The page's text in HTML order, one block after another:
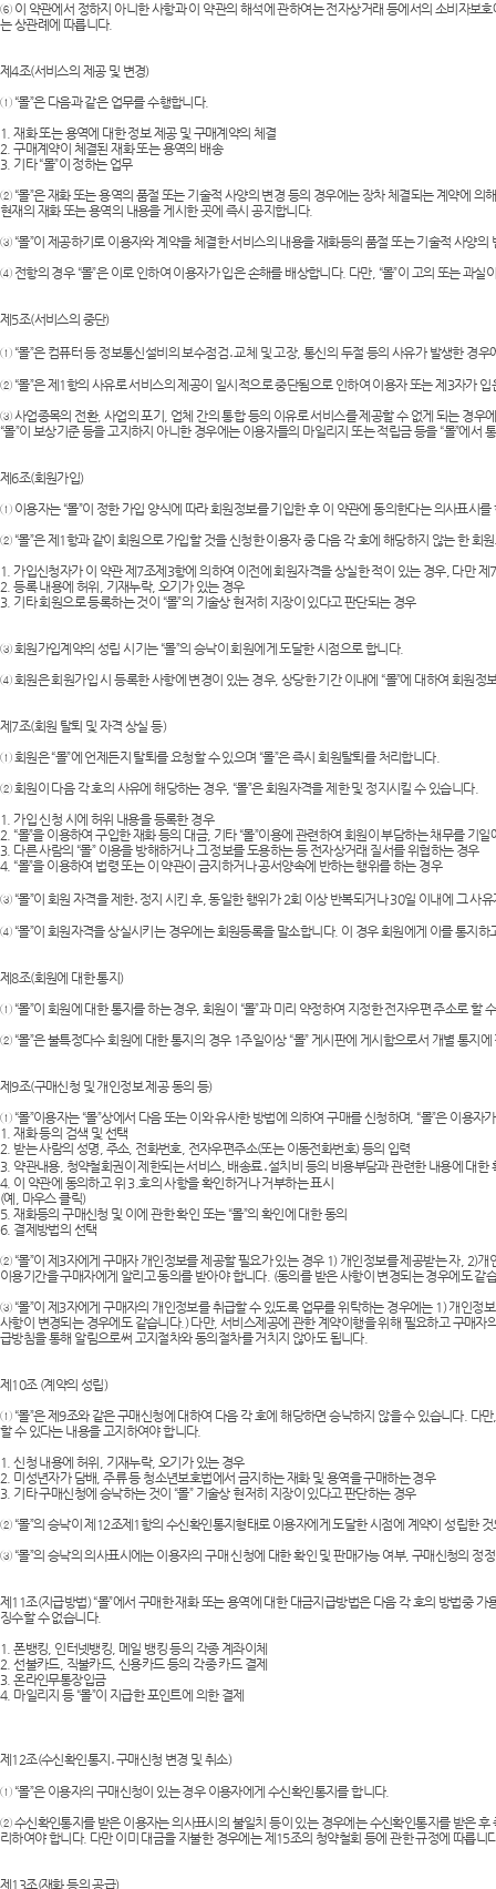
⑥ 이 약관에서 정하지 아니한 사항과 이 약관의 해석에 관하여는 전자상거래 등에서의 소비자보
는 상관례에 따릅니다.
제4조(서비스의 제공 및 변경)
① “몰”은 다음과 같은 업무를 수행합니다.
1. 재화 또는 용역에 대한 정보 제공 및 구매계약의 체결
2. 구매계약이 체결된 재화 또는 용역의 배송
3. 기타 “몰”이 정하는 업무
② “몰”은 재화 또는 용역의 품절 또는 기술적 사양의 변경 등의 경우에는 장차 체결되는 계약에
현재의 재화 또는 용역의 내용을 게시한 곳에 즉시 공지합니다.
③ “몰”이 제공하기로 이용자와 계약을 체결한 서비스의 내용을 재화등의 품절 또는 기술적 사양
④ 전항의 경우 “몰”은 이로 인하여 이용자가 입은 손해를 배상합니다. 다만, “몰”이 고의 또는 과
제5조(서비스의 중단)
① “몰”은 컴퓨터 등 정보통신설비의 보수점검․교체 및 고장, 통신의 두절 등의 사유가 발생한 경
② “몰”은 제1항의 사유로 서비스의 제공이 일시적으로 중단됨으로 인하여 이용자 또는 제3자가
③ 사업종목의 전환, 사업의 포기, 업체 간의 통합 등의 이유로 서비스를 제공할 수 없게 되는 경우
“몰”이 보상기준 등을 고지하지 아니한 경우에는 이용자들의 마일리지 또는 적립금 등을 “몰”에
제6조(회원가입)
① 이용자는 “몰”이 정한 가입 양식에 따라 회원정보를 기입한 후 이 약관에 동의한다는 의사표시
② “몰”은 제1항과 같이 회원으로 가입할 것을 신청한 이용자 중 다음 각 호에 해당하지 않는 한 회
1. 가입신청자가 이 약관 제7조제3항에 의하여 이전에 회원자격을 상실한 적이 있는 경우, 다만
2. 등록 내용에 허위, 기재누락, 오기가 있는 경우
3. 기타 회원으로 등록하는 것이 “몰”의 기술상 현저히 지장이 있다고 판단되는 경우
③ 회원가입계약의 성립 시기는 “몰”의 승낙이 회원에게 도달한 시점으로 합니다.
④ 회원은 회원가입 시 등록한 사항에 변경이 있는 경우, 상당한 기간 이내에 “몰”에 대하여 회원정
제7조(회원 탈퇴 및 자격 상실 등)
① 회원은 “몰”에 언제든지 탈퇴를 요청할 수 있으며 “몰”은 즉시 회원탈퇴를 처리합니다.
② 회원이 다음 각 호의 사유에 해당하는 경우, “몰”은 회원자격을 제한 및 정지시킬 수 있습니다.
1. 가입 신청 시에 허위 내용을 등록한 경우
2. “몰”을 이용하여 구입한 재화 등의 대금, 기타 “몰”이용에 관련하여 회원이 부담하는 채무를 기
3. 다른 사람의 “몰” 이용을 방해하거나 그 정보를 도용하는 등 전자상거래 질서를 위협하는 경우
4. “몰”을 이용하여 법령 또는 이 약관이 금지하거나 공서양속에 반하는 행위를 하는 경우
③ “몰”이 회원 자격을 제한․정지 시킨 후, 동일한 행위가 2회 이상 반복되거나 30일 이내에 그 사
④ “몰”이 회원자격을 상실시키는 경우에는 회원등록을 말소합니다. 이 경우 회원에게 이를 통지
제8조(회원에 대한 통지)
① “몰”이 회원에 대한 통지를 하는 경우, 회원이 “몰”과 미리 약정하여 지정한 전자우편 주소로 할
② “몰”은 불특정다수 회원에 대한 통지의 경우 1주일이상 “몰” 게시판에 게시함으로서 개별 통
제9조(구매신청 및 개인정보 제공 동의 등)
① “몰”이용자는 “몰”상에서 다음 또는 이와 유사한 방법에 의하여 구매를 신청하며, “몰”은 이용
1. 재화 등의 검색 및 선택
2. 받는 사람의 성명, 주소, 전화번호, 전자우편주소(또는 이동전화번호) 등의 입력
3. 약관내용, 청약철회권이 제한되는 서비스, 배송료․설치비 등의 비용부담과 관련한 내용에 대한
4. 이 약관에 동의하고 위 3.호의 사항을 확인하거나 거부하는 표시
(예, 마우스 클릭)
5. 재화등의 구매신청 및 이에 관한 확인 또는 “몰”의 확인에 대한 동의
6. 결제방법의 선택
② “몰”이 제3자에게 구매자 개인정보를 제공할 필요가 있는 경우 1) 개인정보를 제공받는 자, 2)
이용기간을 구매자에게 알리고 동의를 받아야 합니다. (동의를 받은 사항이 변경되는 경우에도 같
③ “몰”이 제3자에게 구매자의 개인정보를 취급할 수 있도록 업무를 위탁하는 경우에는 1) 개인
사항이 변경되는 경우에도 같습니다.) 다만, 서비스제공에 관한 계약이행을 위해 필요하고 구매자
급방침을 통해 알림으로써 고지절차와 동의절차를 거치지 않아도 됩니다.
제10조 (계약의 성립)
① “몰”은 제9조와 같은 구매신청에 대하여 다음 각 호에 해당하면 승낙하지 않을 수 있습니다.
할 수 있다는 내용을 고지하여야 합니다.
1. 신청 내용에 허위, 기재누락, 오기가 있는 경우
2. 미성년자가 담배, 주류 등 청소년보호법에서 금지하는 재화 및 용역을 구매하는 경우
3. 기타 구매신청에 승낙하는 것이 “몰” 기술상 현저히 지장이 있다고 판단하는 경우
② “몰”의 승낙이 제12조제1항의 수신확인통지형태로 이용자에게 도달한 시점에 계약이 성립한
③ “몰”의 승낙의 의사표시에는 이용자의 구매 신청에 대한 확인 및 판매가능 여부, 구매신청의 정
제11조(지급방법) “몰”에서 구매한 재화 또는 용역에 대한 대금지급방법은 다음 각 호의 방법중
징수할 수 없습니다.
1. 폰뱅킹, 인터넷뱅킹, 메일 뱅킹 등의 각종 계좌이체
2. 선불카드, 직불카드, 신용카드 등의 각종 카드 결제
3. 온라인무통장입금
4. 마일리지 등 “몰”이 지급한 포인트에 의한 결제
제12조(수신확인통지․구매신청 변경 및 취소)
① “몰”은 이용자의 구매신청이 있는 경우 이용자에게 수신확인통지를 합니다.
② 수신확인통지를 받은 이용자는 의사표시의 불일치 등이 있는 경우에는 수신확인통지를 받은
리하여야 합니다. 다만 이미 대금을 지불한 경우에는 제15조의 청약철회 등에 관한 규정에 따릅니
제13조(재화 등의 공급)